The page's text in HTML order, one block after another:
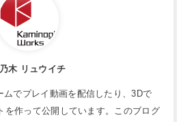
木 リュウイチ
でプレイ動画を配信したり、3Dで
を作って公開しています。このブログ